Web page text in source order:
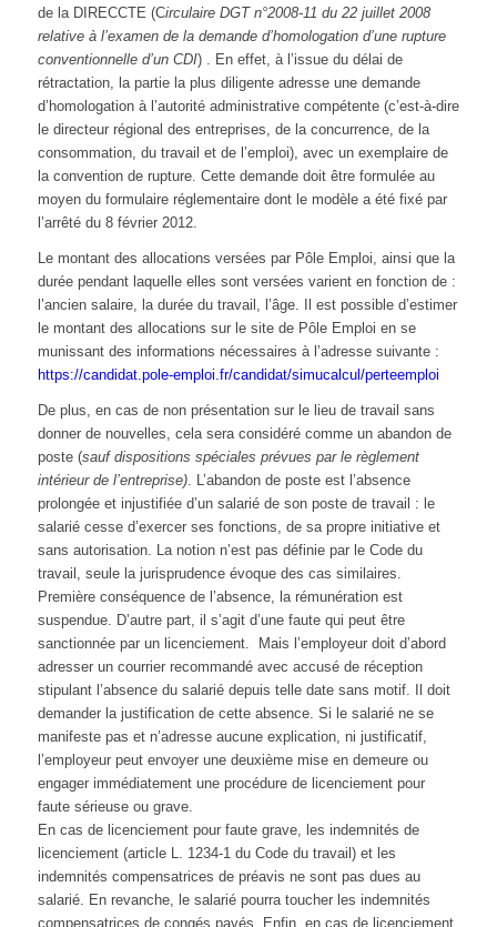
de la DIRECCTE (Circulaire DGT n°2008-11 du 22 juillet 2008
relative à l’examen de la demande d’homologation d’une rupture
conventionnelle d’un CDI) . En effet, à l’issue du délai de
rétractation, la partie la plus diligente adresse une demande
d’homologation à l’autorité administrative compétente (c’est-à-dire
le directeur régional des entreprises, de la concurrence, de la
consommation, du travail et de l’emploi), avec un exemplaire de
la convention de rupture. Cette demande doit être formulée au
moyen du formulaire réglementaire dont le modèle a été fixé par
l’arrêté du 8 février 2012.
Le montant des allocations versées par Pôle Emploi, ainsi que la
durée pendant laquelle elles sont versées varient en fonction de :
l’ancien salaire, la durée du travail, l’âge. Il est possible d’estimer
le montant des allocations sur le site de Pôle Emploi en se
munissant des informations nécessaires à l’adresse suivante :
https://candidat.pole-emploi.fr/candidat/simucalcul/perteemploi
De plus, en cas de non présentation sur le lieu de travail sans
donner de nouvelles, cela sera considéré comme un abandon de
poste (sauf dispositions spéciales prévues par le règlement
intérieur de l’entreprise). L’abandon de poste est l’absence
prolongée et injustifiée d’un salarié de son poste de travail : le
salarié cesse d’exercer ses fonctions, de sa propre initiative et
sans autorisation. La notion n’est pas définie par le Code du
travail, seule la jurisprudence évoque des cas similaires.
Première conséquence de l’absence, la rémunération est
suspendue. D’autre part, il s’agit d’une faute qui peut être
sanctionnée par un licenciement. Mais l’employeur doit d’abord
adresser un courrier recommandé avec accusé de réception
stipulant l’absence du salarié depuis telle date sans motif. Il doit
demander la justification de cette absence. Si le salarié ne se
manifeste pas et n’adresse aucune explication, ni justificatif,
l’employeur peut envoyer une deuxième mise en demeure ou
engager immédiatement une procédure de licenciement pour
faute sérieuse ou grave.
En cas de licenciement pour faute grave, les indemnités de
licenciement (article L. 1234-1 du Code du travail) et les
indemnités compensatrices de préavis ne sont pas dues au
salarié. En revanche, le salarié pourra toucher les indemnités
compensatrices de congés payés. Enfin, en cas de licenciement